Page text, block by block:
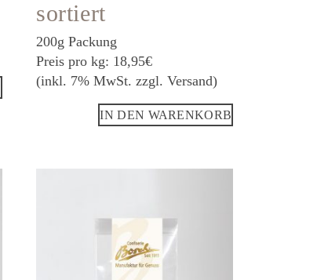
sortiert
200g Packung
Preis pro kg: 18,95€
(inkl. 7% MwSt. zzgl. Versand)
IN DEN WARENKORB